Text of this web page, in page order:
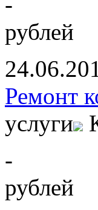
рублей
Ремонт
услуги
-
рублей